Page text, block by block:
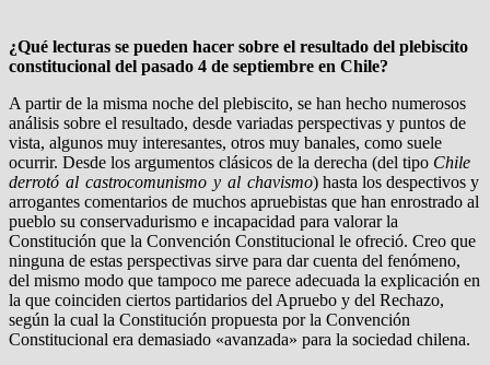
¿Qué lecturas se pueden hacer sobre el resultado del plebiscito
constitucional del pasado 4 de septiembre en Chile?
A partir de la misma noche del plebiscito, se han hecho numerosos
análisis sobre el resultado, desde variadas perspectivas y puntos de
vista, algunos muy interesantes, otros muy banales, como suele
ocurrir. Desde los argumentos clásicos de la derecha (del tipo Chile
derrotó al castrocomunismo y al chavismo) hasta los despectivos y
arrogantes comentarios de muchos apruebistas que han enrostrado al
pueblo su conservadurismo e incapacidad para valorar la
Constitución que la Convención Constitucional le ofreció. Creo que
ninguna de estas perspectivas sirve para dar cuenta del fenómeno,
del mismo modo que tampoco me parece adecuada la explicación en
la que coinciden ciertos partidarios del Apruebo y del Rechazo,
según la cual la Constitución propuesta por la Convención
Constitucional era demasiado «avanzada» para la sociedad chilena.